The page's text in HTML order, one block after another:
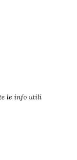
le info utili